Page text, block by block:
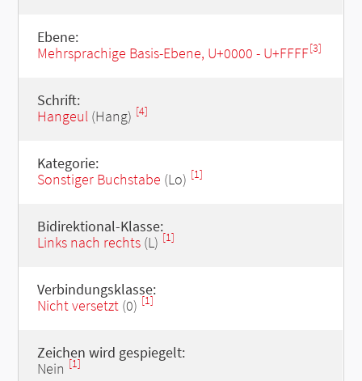
Ebene:
Mehrsprachige Basis-Ebene, U+0000 - U+FFFF[3]
Schrift:
Hangeul(Hang) [4]
Kategorie:
Sonstiger Buchstabe (Lo) [1]
Bidirektional-Klasse:
Links nach rechts(L) [1]
Verbindungsklasse:
Nicht versetzt(0) [1]
Zeichen wird gespiegelt:
Nein [1]